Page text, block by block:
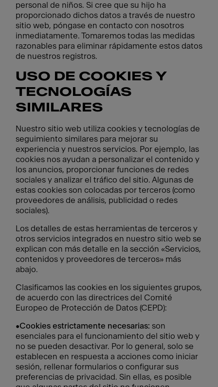
personal de niños. Si cree que su hijo ha
proporcionado dichos datos a través de nuestro
sitio web, póngase en contacto con nosotros
inmediatamente. Tomaremos todas las medidas
razonables para eliminar rápidamente estos datos
de nuestros registros.
USO DE COOKIES Y
TECNOLOGÍAS
SIMILARES
Nuestro sitio web utiliza cookies y tecnologías de
seguimiento similares para mejorar su
experiencia y nuestros servicios. Por ejemplo, las
cookies nos ayudan a personalizar el contenido y
los anuncios, proporcionar funciones de redes
sociales y analizar el tráfico del sitio. Algunas de
estas cookies son colocadas por terceros (como
proveedores de análisis, publicidad o redes
sociales).
Los detalles de estas herramientas de terceros y
otros servicios integrados en nuestro sitio web se
explican con más detalle en la sección «Servicios,
contenidos y proveedores de terceros» más
abajo.
Clasificamos las cookies en los siguientes grupos,
de acuerdo con las directrices del Comité
Europeo de Protección de Datos (CEPD):
•Cookies estrictamente necesarias: son
esenciales para el funcionamiento del sitio web y
no se pueden desactivar. Por lo general, solo se
establecen en respuesta a acciones como iniciar
sesión, rellenar formularios o configurar sus
preferencias de privacidad. Sin ellas, es posible